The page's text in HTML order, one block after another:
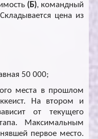
(Б), командный
цена из
50 000;
места в прошлом
На втором и
от текущего
Максимальным
первое место.